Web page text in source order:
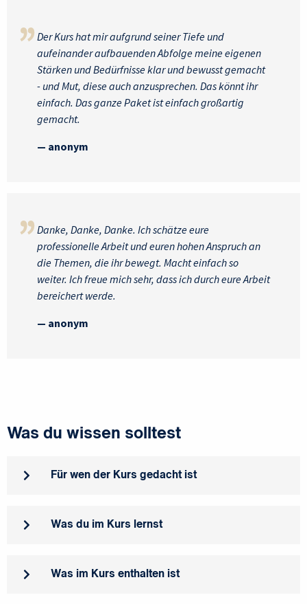
Der Kurs hat mir aufgrund seiner Tiefe und
aufeinander aufbauenden Abfolge meine eigenen
Stärken und Bedürfnisse klar und bewusst gemacht
- und Mut, diese auch anzusprechen. Das könnt ihr
einfach. Das ganze Paket ist einfach großartig
gemacht.
— anonym
Danke, Danke, Danke. Ich schätze eure
professionelle Arbeit und euren hohen Anspruch an
die Themen, die ihr bewegt. Macht einfach so
weiter. Ich freue mich sehr, dass ich durch eure Arbeit
bereichert werde.
— anonym
Was du wissen solltest
Für wen der Kurs gedacht ist
Was du im Kurs lernst
Was im Kurs enthalten ist